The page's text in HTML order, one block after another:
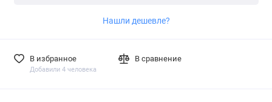
Нашли дешевле?
В избранное
Добавили 4 человека
В сравнение